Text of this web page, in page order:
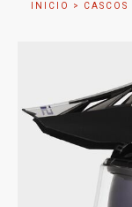
INICIO > CASCOS